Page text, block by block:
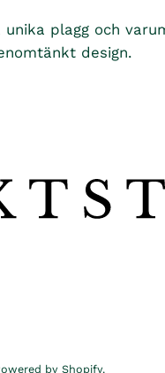
plagg och
design.
by Shopify.